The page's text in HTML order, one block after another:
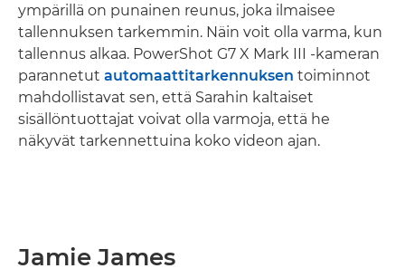
ympärillä on punainen reunus, joka ilmaisee
tallennuksen tarkemmin. Näin voit olla varma, kun
tallennus alkaa. PowerShot G7 X Mark III -kameran
parannetut automaattitarkennuksen toiminnot
mahdollistavat sen, että Sarahin kaltaiset
sisällöntuottajat voivat olla varmoja, että he
näkyvät tarkennettuina koko videon ajan.
Jamie James